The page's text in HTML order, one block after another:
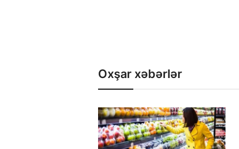
Oxşar xəbərlər